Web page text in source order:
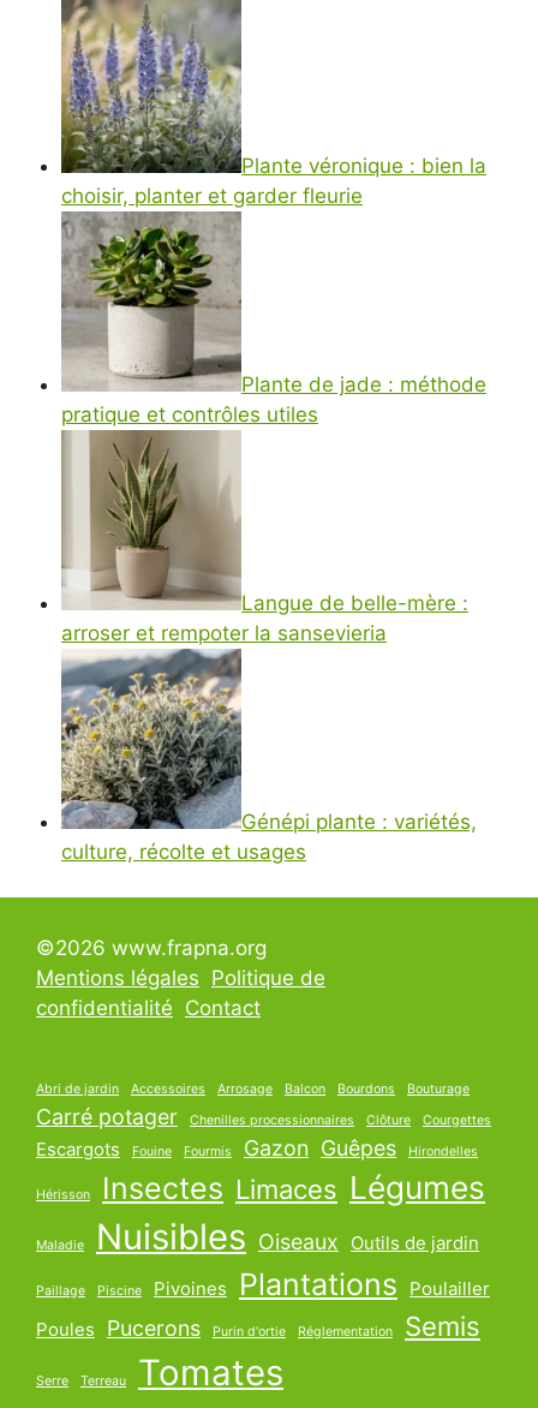
Plante véronique : bien la
choisir, planter et garder fleurie
Plante de jade : méthode
pratique et contrôles utiles
Langue de belle-mère :
arroser et rempoter la sansevieria
Génépi plante : variétés,
culture, récolte et usages
©2026 www.frapna.org
Mentions légales Politique de
confidentialité Contact
Abri de jardin Accessoires Arrosage Balcon Bourdons Bouturage
Carré potager Chenilles processionnaires Clôture Courgettes
Escargots Fouine Fourmis Gazon Guêpes Hirondelles
Hérisson Insectes Limaces Légumes
Maladie Nuisibles Oiseaux Outils de jardin
Paillage Piscine Pivoines Plantations
Poulailler
Poules
Pucerons Purin d'ortie Réglementation Semis
Serre Terreau Tomates